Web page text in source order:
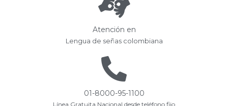
Atención en
Lengua de señas colombiana
01-8000-95-1100
Línea Gratuita Nacional desde teléfono fijo